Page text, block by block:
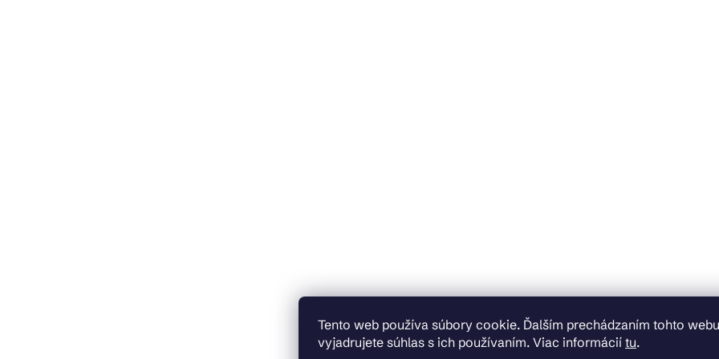
Tento web používa súbory cookie. Ďalším prechádzaním tohto webu
vyjadrujete súhlas s ich používaním. Viac informácií tu.